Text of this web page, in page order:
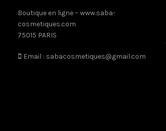
Boutique en ligne – www.saba-
cosmetiques.com
75015 PARIS
Email : sabacosmetiques@gmail.com